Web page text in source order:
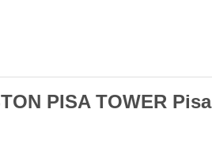
PISA TOWER Pisa